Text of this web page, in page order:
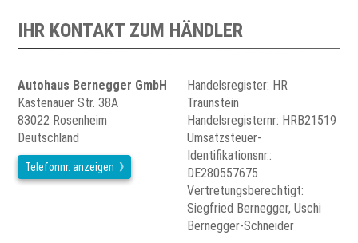
IHR KONTAKT ZUM HÄNDLER
Autohaus Bernegger GmbH
Kastenauer Str. 38A
83022 Rosenheim
Deutschland
Telefonnr. anzeigen
Handelsregister: HR
Traunstein
Handelsregisternr: HRB21519
Umsatzsteuer-
Identifikationsnr.:
DE280557675
Vertretungsberechtigt:
Siegfried Bernegger, Uschi
Bernegger-Schneider